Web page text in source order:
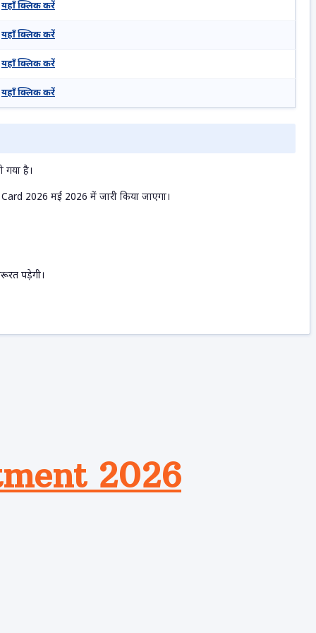
यहाँ क्लिक करें
यहाँ क्लिक करें
यहाँ क्लिक करें
यहाँ क्लिक करें
गया है।
2026 मई 2026 में जारी किया जाएगा।
पड़ेगी।
2026